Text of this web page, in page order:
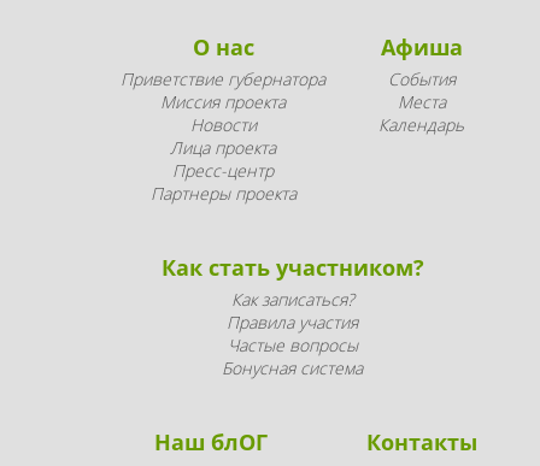
О нас
Приветствие губернатора
Миссия проекта
Новости
Лица проекта
Пресс-центр
Партнеры проекта
Афиша
События
Места
Календарь
Как стать участником?
Как записаться?
Правила участия
Частые вопросы
Бонусная система
Наш блОГ Контакты